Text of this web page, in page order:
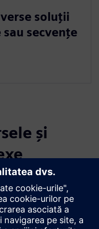
soluții
secvențe
și